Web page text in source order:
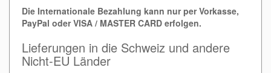
Die Internationale Bezahlung kann nur per Vorkasse,
PayPal oder VISA / MASTER CARD erfolgen.
Lieferungen in die Schweiz und andere
Nicht-EU Länder